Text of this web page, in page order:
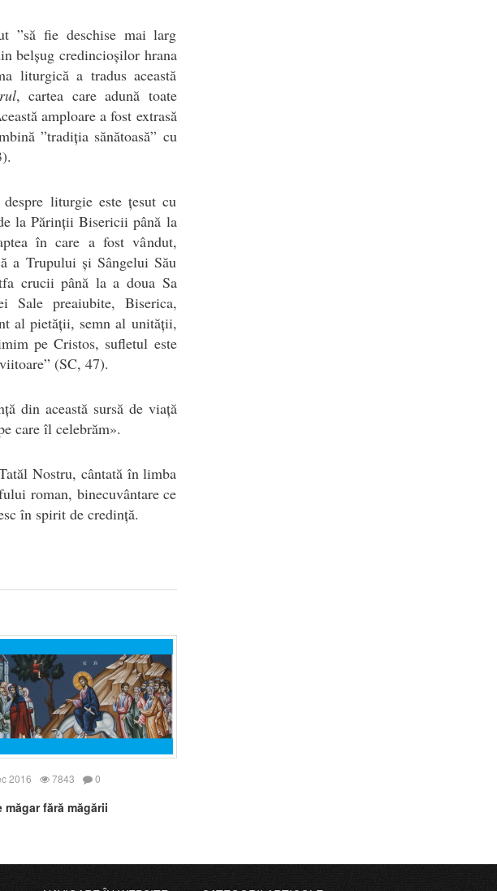
”să fie deschise mai larg
belșug credincioșilor hrana
liturgică a tradus această
, cartea care adună toate
amploare a fost extrasă
”tradiția sănătoasă” cu
liturgie este țesut cu
la Părinții Bisericii până la
în care a fost vândut,
a Trupului și Sângelui Său
crucii până la a doua Sa
Sale preaiubite, Biserica,
al pietății, semn al unității,
pe Cristos, sufletul este
(SC, 47).
din această sursă de viață
care îl celebrăm».
Nostru, cântată în limba
roman, binecuvântare ce
în spirit de credință.
2016 7843 0
măgar fără măgării